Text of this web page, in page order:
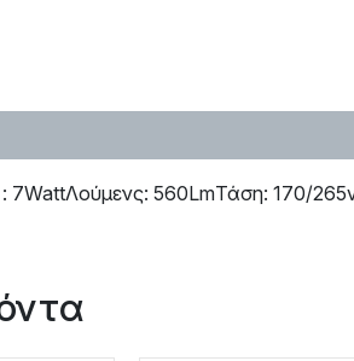
560LmΤάση: 170/